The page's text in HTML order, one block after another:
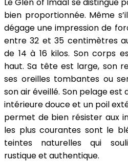
bien proportionnée. Même
dégage une impression de
entre 32 et 35 centimètres
de 14 à 16 kilos. Son corps
haut. Sa tête est large, son
ses oreilles tombantes ou
son air éveillé. Son pelage est
intérieure douce et un poil
permet de bien résister aux
les plus courantes sont le
teintes naturelles qui
rustique et authentique.